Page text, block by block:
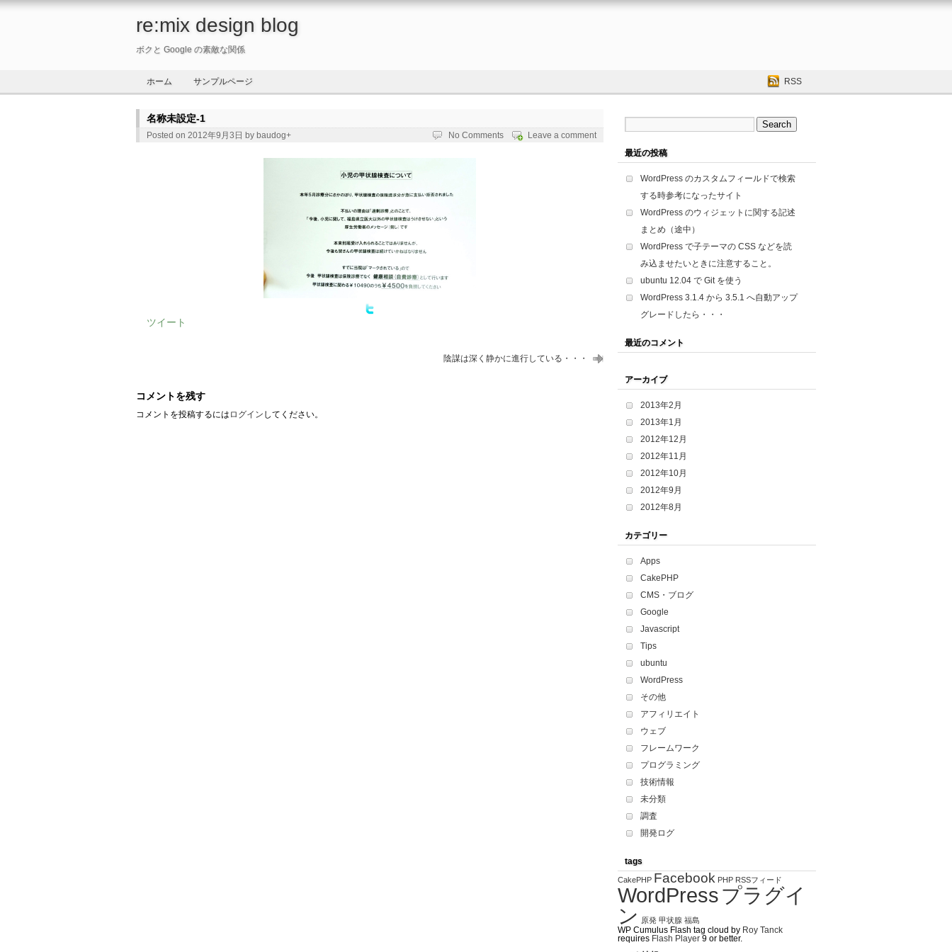
re:mix design blog
ボクと Google の素敵な関係
ホーム サンプルページ RSS
名称未設定-1
Posted on 2012年9月3日 by baudog+ No Comments Leave a comment
ツイート
陰謀は深く静かに進行している・・・
コメントを残す
コメントを投稿するには ログイン してください。
最近の投稿
WordPress のカスタムフィールドで検索
する時参考になったサイト
WordPress のウィジェットに関する記述
まとめ（途中）
WordPress で子テーマの CSS などを読
み込ませたいときに注意すること。
ubuntu 12.04 で Git を使う
WordPress 3.1.4 から 3.5.1 へ自動アップ
グレードしたら・・・
最近のコメント
アーカイブ
2013年2月
2013年1月
2012年12月
2012年11月
2012年10月
2012年9月
2012年8月
カテゴリー
Apps
CakePHP
CMS・ブログ
Google
Javascript
Tips
ubuntu
WordPress
その他
アフィリエイト
ウェブ
フレームワーク
プログラミング
技術情報
未分類
調査
開発ログ
tags
CakePHP Facebook PHP RSSフィード
WordPressプラグイ
ン 原発 甲状腺 福島
WP Cumulus Flash tag cloud by Roy Tanck
requires Flash Player 9 or better.